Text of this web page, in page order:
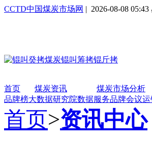
CCTD中国煤炭市场网 | 2026-08-08
首页 煤炭资讯 煤炭市场分析
品牌榜大数据研究院数据服务品牌会议运
首页>资讯中心